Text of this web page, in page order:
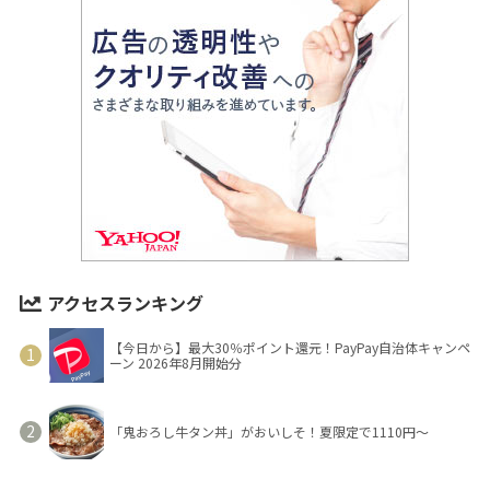
アクセスランキング
【今日から】最大30％ポイント還元！PayPay自治体キャンペ
ーン 2026年8月開始分
「鬼おろし牛タン丼」がおいしそ！夏限定で1110円～